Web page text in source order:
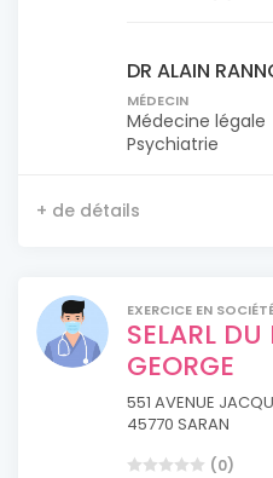
DR ALAIN
MÉDECIN
Médecine légale
Psychiatrie
+ de détails
EXERCICE EN
SELARL
GEORGE
551 AVENUE
45770 SARAN
(0)